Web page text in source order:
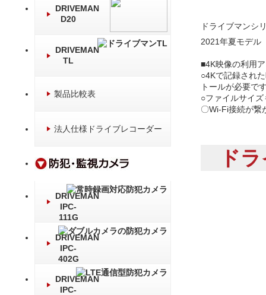
ドライブマンシ
2021年夏モデル
■4K映像の利用
○4Kで記録され
トールが必要で
○ファイルサイ
〇Wi-Fi接続が繋
ド
DRIVEMAN
D20
DRIVEMAN
TL
製品比較表
法人仕様ドライブレコーダー
DRIVEMAN
IPC-
111G
DRIVEMAN
IPC-
402G
DRIVEMAN
IPC-